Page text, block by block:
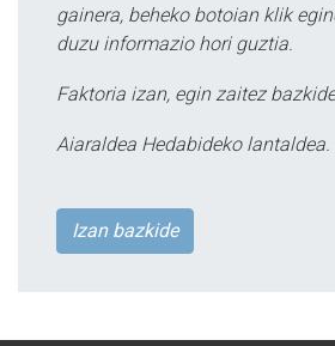
gainera, beheko botoian klik
duzu informazio hori guztia.
Faktoria izan, egin zaitez
Aiaraldea Hedabideko lantaldea.
Izan bazkide